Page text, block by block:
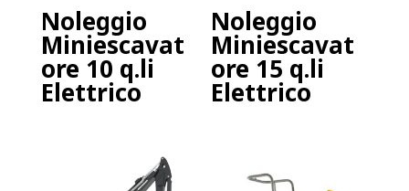
Noleggio
Miniescavat
ore 10 q.li
Elettrico
Noleggio
Miniescavat
ore 15 q.li
Elettrico